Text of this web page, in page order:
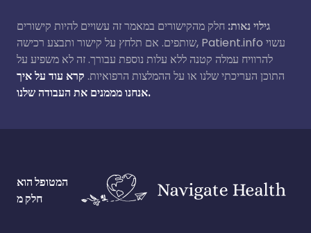
גילוי נאות: חלק מהקישורים במאמר זה עשויים להיות קישורים
שותפים. אם תלחץ על קישור ותבצע רכישה, Patient.info עשוי
להרוויח עמלה קטנה ללא עלות נוספת עבורך. זה לא משפיע על
התוכן העריכתי שלנו או על ההמלצות הרפואיות. קרא עוד על איך
אנחנו מממנים את העבודה שלנו.
המטופל הוא
חלק מ